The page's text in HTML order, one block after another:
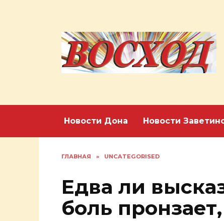
Новости Дона Новости
ГЛАВНАЯ » UNCATEGORISED
Едва ли
боль